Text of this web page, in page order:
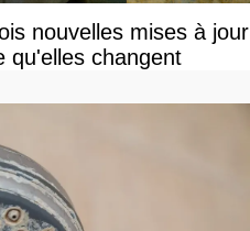
nouvelles mises à jour
qu'elles changent